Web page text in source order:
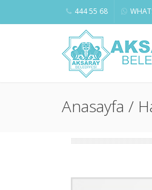
444 55 68
Anasayfa /